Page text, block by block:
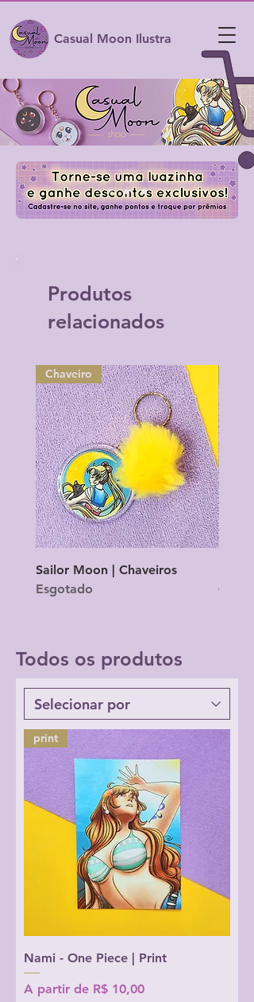
Casual Moon Ilustra
Produtos
relacionados
Chaveiro
Sailor Moon | Chaveiros
Esgotado
Todos os produtos
print
Nami - One Piece | Print
A partir de R$ 10,00
Preço promocional